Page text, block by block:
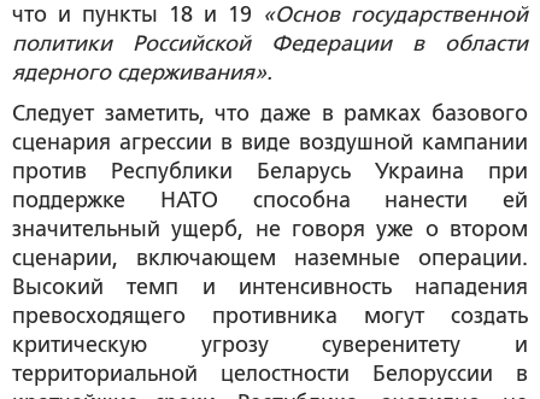
что и пункты 18 и 19 «Основ государственной
политики Российской Федерации в области
ядерного сдерживания».
Следует заметить, что даже в рамках базового
сценария агрессии в виде воздушной кампании
против Республики Беларусь Украина при
поддержке НАТО способна нанести ей
значительный ущерб, не говоря уже о втором
сценарии, включающем наземные операции.
Высокий темп и интенсивность нападения
превосходящего противника могут создать
критическую угрозу суверенитету и
территориальной целостности Белоруссии в